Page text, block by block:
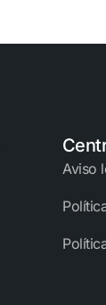
Aviso